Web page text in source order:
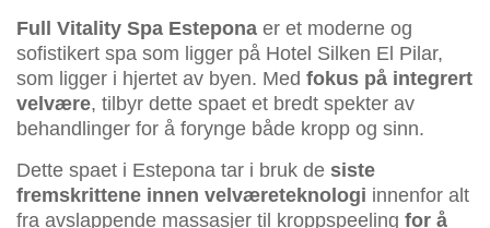
Full Vitality Spa Estepona er et moderne og
sofistikert spa som ligger på Hotel Silken El Pilar,
som ligger i hjertet av byen. Med fokus på integrert
velvære, tilbyr dette spaet et bredt spekter av
behandlinger for å forynge både kropp og sinn.
Dette spaet i Estepona tar i bruk de siste
fremskrittene innen velværeteknologi innenfor alt
fra avslappende massasjer til kroppspeeling for å